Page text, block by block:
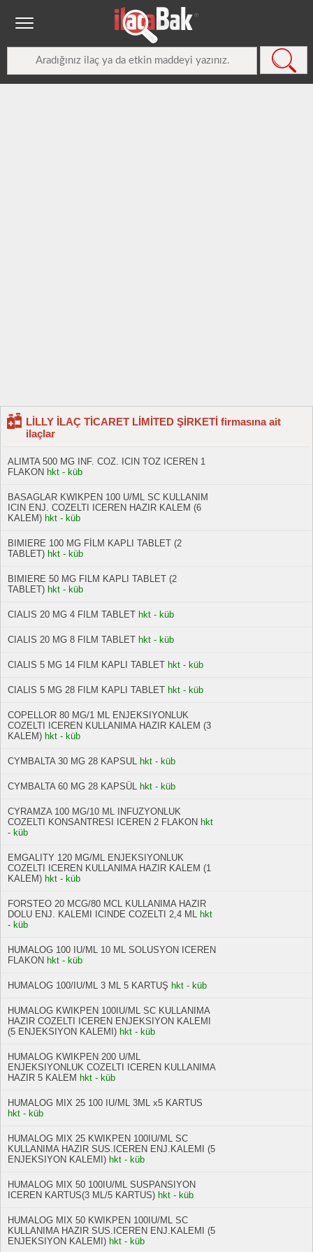
LİLLY İLAÇ TİCARET LİMİTED ŞİRKETİ firmasına ait
ilaçlar
ALIMTA 500 MG INF. COZ. ICIN TOZ ICEREN 1
FLAKON hkt - küb
BASAGLAR KWIKPEN 100 U/ML SC KULLANIM
ICIN ENJ. COZELTI ICEREN HAZIR KALEM (6
KALEM) hkt - küb
BIMIERE 100 MG FİLM KAPLI TABLET (2
TABLET) hkt - küb
BIMIERE 50 MG FILM KAPLI TABLET (2
TABLET) hkt - küb
CIALIS 20 MG 4 FILM TABLET hkt - küb
CIALIS 20 MG 8 FILM TABLET hkt - küb
CIALIS 5 MG 14 FILM KAPLI TABLET hkt - küb
CIALIS 5 MG 28 FILM KAPLI TABLET hkt - küb
COPELLOR 80 MG/1 ML ENJEKSIYONLUK
COZELTI ICEREN KULLANIMA HAZIR KALEM (3
KALEM) hkt - küb
CYMBALTA 30 MG 28 KAPSUL hkt - küb
CYMBALTA 60 MG 28 KAPSÜL hkt - küb
CYRAMZA 100 MG/10 ML INFUZYONLUK
COZELTI KONSANTRESI ICEREN 2 FLAKON hkt
- küb
EMGALITY 120 MG/ML ENJEKSIYONLUK
COZELTI ICEREN KULLANIMA HAZIR KALEM (1
KALEM) hkt - küb
FORSTEO 20 MCG/80 MCL KULLANIMA HAZIR
DOLU ENJ. KALEMI ICINDE COZELTI 2,4 ML hkt
- küb
HUMALOG 100 IU/ML 10 ML SOLUSYON ICEREN
FLAKON hkt - küb
HUMALOG 100/IU/ML 3 ML 5 KARTUŞ hkt - küb
HUMALOG KWIKPEN 100IU/ML SC KULLANIMA
HAZIR COZELTI ICEREN ENJEKSIYON KALEMI
(5 ENJEKSIYON KALEMI) hkt - küb
HUMALOG KWIKPEN 200 U/ML
ENJEKSIYONLUK COZELTI ICEREN KULLANIMA
HAZIR 5 KALEM hkt - küb
HUMALOG MIX 25 100 IU/ML 3ML x5 KARTUS
hkt - küb
HUMALOG MIX 25 KWIKPEN 100IU/ML SC
KULLANIMA HAZIR SUS.ICEREN ENJ.KALEMI (5
ENJEKSIYON KALEMI) hkt - küb
HUMALOG MIX 50 100IU/ML SUSPANSIYON
ICEREN KARTUS(3 ML/5 KARTUS) hkt - küb
HUMALOG MIX 50 KWIKPEN 100IU/ML SC
KULLANIMA HAZIR SUS.ICEREN ENJ.KALEMI (5
ENJEKSIYON KALEMI) hkt - küb